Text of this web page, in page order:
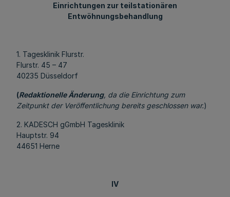
Einrichtungen zur teilstationären
Entwöhnungsbehandlung
1. Tagesklinik Flurstr.
Flurstr. 45 – 47
40235 Düsseldorf
(Redaktionelle Änderung, da die Einrichtung zum
Zeitpunkt der Veröffentlichung bereits geschlossen war.)
2. KADESCH gGmbH Tagesklinik
Hauptstr. 94
44651 Herne
IV